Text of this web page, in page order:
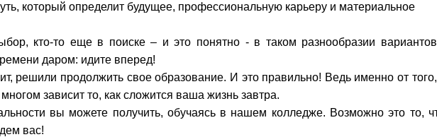
который определит будущее, профессиональную карьеру и материальное
кто-то еще в поиске – и это понятно - в таком разнообразии вариантов
даром: идите вперед!
решили продолжить свое образование. И это правильно! Ведь именно от
зависит то, как сложится ваша жизнь завтра.
вы можете получить, обучаясь в нашем колледже. Возможно это то,
вас!